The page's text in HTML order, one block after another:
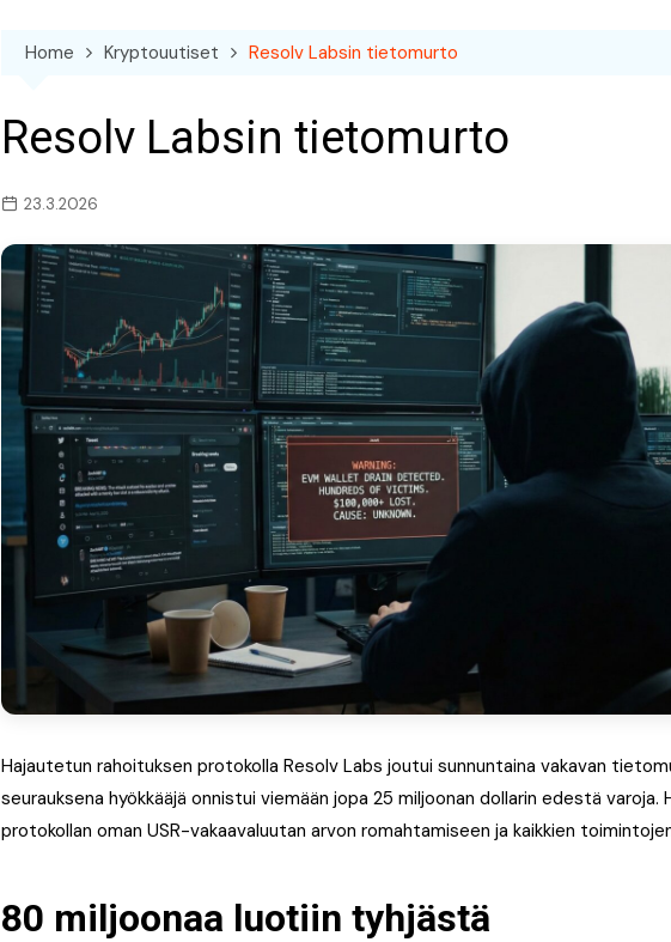
Home Kryptouutiset Resolv Labsin tietomurto
Resolv Labsin tietomurto
23.3.2026
Hajautetun rahoituksen protokolla Resolv Labs joutui sunnuntaina vakavan
seurauksena hyökkääjä onnistui viemään jopa 25 miljoonan dollarin edestä varoja.
protokollan oman USR-vakaavaluutan arvon romahtamiseen ja kaikkien
80 miljoonaa luotiin tyhjästä